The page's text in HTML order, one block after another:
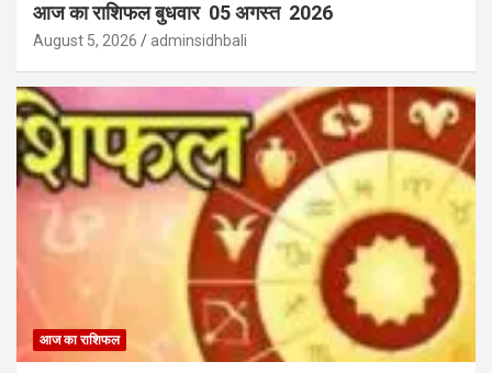
आज का राशिफल बुधवार 05 अगस्त 2026
August 5, 2026 adminsidhbali
आज का राशिफल